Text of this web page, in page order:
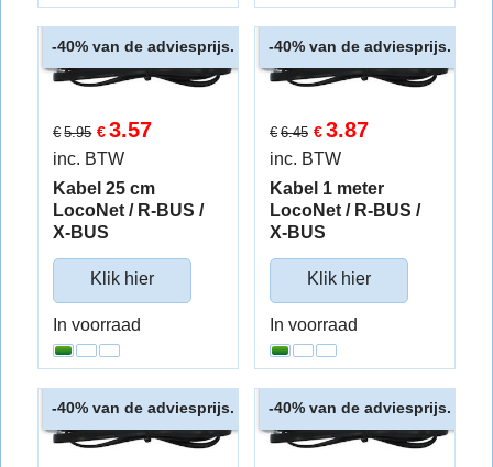
-40% van de adviesprijs.
€ 5.95 € 3.57
inc. BTW
Kabel 25 cm
LocoNet / R-BUS /
X-BUS
Klik hier
In voorraad
-40% van de adviesprijs.
€ 6.45 €3.87
inc. BTW
Kabel 1 meter
LocoNet / R-BUS /
X-BUS
Klik hier
In voorraad
-40% van de adviesprijs. -40% van de adviesprijs.